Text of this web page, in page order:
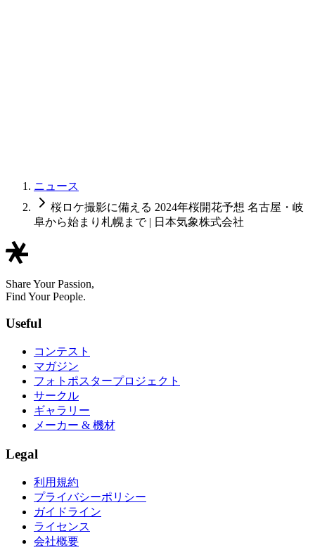
ニュース
桜ロケ撮影に備える 2024年桜開花予想 名古屋・岐
阜から始まり札幌まで | 日本気象株式会社
Share Your Passion,
Find Your People.
Useful
コンテスト
マガジン
フォトポスタープロジェクト
サークル
ギャラリー
メーカー & 機材
Legal
利用規約
プライバシーポリシー
ガイドライン
ライセンス
会社概要